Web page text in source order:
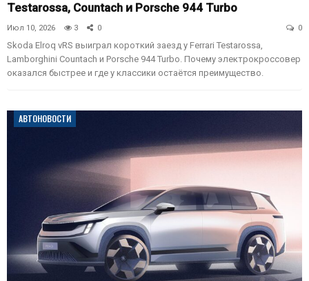
Testarossa, Countach и Porsche 944 Turbo
Июл 10, 2026 3 0 0
Skoda Elroq vRS выиграл короткий заезд у Ferrari Testarossa,
Lamborghini Countach и Porsche 944 Turbo. Почему электрокроссовер
оказался быстрее и где у классики остаётся преимущество.
АВТОНОВОСТИ